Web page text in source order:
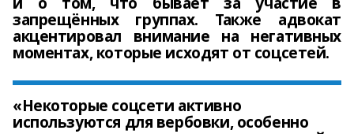
запрещённых группах. Также адвокат
акцентировал внимание на негативных
моментах, которые исходят от соцсетей.
«Некоторые соцсети активно
используются для вербовки, особенно